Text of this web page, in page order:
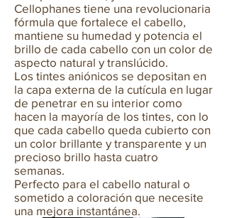
Cellophanes tiene una revolucionaria
fórmula que fortalece el cabello,
mantiene su humedad y potencia el
brillo de cada cabello con un color de
aspecto natural y translúcido.
Los tintes aniónicos se depositan en
la capa externa de la cutícula en lugar
de penetrar en su interior como
hacen la mayoría de los tintes, con lo
que cada cabello queda cubierto con
un color brillante y transparente y un
precioso brillo hasta cuatro
semanas.
Perfecto para el cabello natural o
sometido a coloración que necesite
una mejora instantánea.